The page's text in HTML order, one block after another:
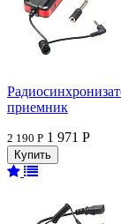
приемник
2 190 Р 1 971 Р